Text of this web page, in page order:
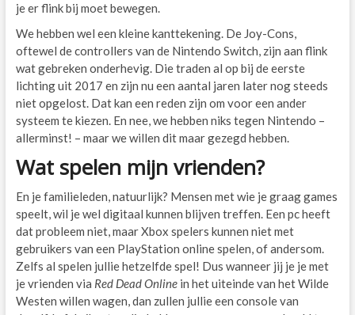
je er flink bij moet bewegen.
We hebben wel een kleine kanttekening. De Joy-Cons,
oftewel de controllers van de Nintendo Switch, zijn aan flink
wat gebreken onderhevig. Die traden al op bij de eerste
lichting uit 2017 en zijn nu een aantal jaren later nog steeds
niet opgelost. Dat kan een reden zijn om voor een ander
systeem te kiezen. En nee, we hebben niks tegen Nintendo –
allerminst! – maar we willen dit maar gezegd hebben.
Wat spelen mijn vrienden?
En je familieleden, natuurlijk? Mensen met wie je graag games
speelt, wil je wel digitaal kunnen blijven treffen. Een pc heeft
dat probleem niet, maar Xbox spelers kunnen niet met
gebruikers van een PlayStation online spelen, of andersom.
Zelfs al spelen jullie hetzelfde spel! Dus wanneer jij je je met
je vrienden via Red Dead Onlinein het uiteinde van het Wilde
Westen willen wagen, dan zullen jullie een console van